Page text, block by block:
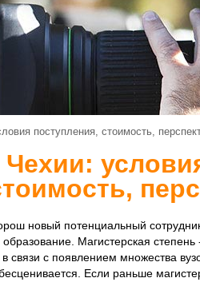
поступления, стоимость,
новый потенциальный
Магистерская
связи с появлением множества
Если раньше